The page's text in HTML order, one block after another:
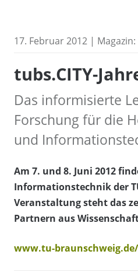
17. Februar 2012 | Magazin:
tubs.CITY-
Das informisierte
Forschung für die
und
Am 7. und 8. Juni 2012
Informationstechnik der
Veranstaltung steht das
Partnern aus
www.tu-